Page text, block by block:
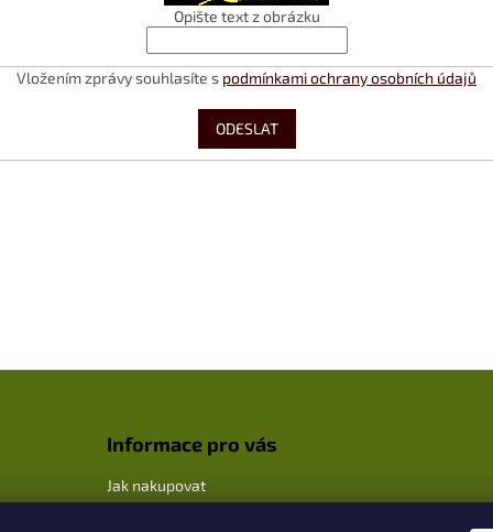
Opište text z obrázku
Vložením zprávy souhlasíte s podmínkami ochrany osobních údajů
ODESLAT
Informace pro vás
Jak nakupovat